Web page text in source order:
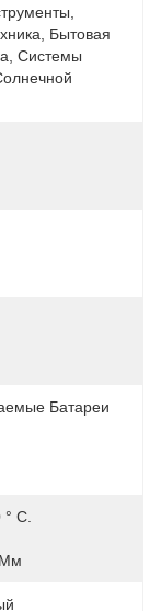
Бытовая
Системы
Батареи
C.